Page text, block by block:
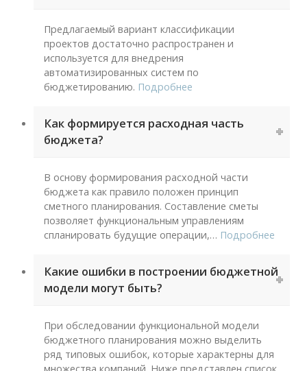
Предлагаемый вариант классификации
проектов достаточно распространен и
используется для внедрения
автоматизированных систем по
бюджетированию. Подробнее
Как формируется расходная часть
бюджета?
В основу формирования расходной части
бюджета как правило положен принцип
сметного планирования. Составление сметы
позволяет функциональным управлениям
спланировать будущие операции,… Подробнее
Какие ошибки в построении бюджетной
модели могут быть?
При обследовании функциональной модели
бюджетного планирования можно выделить
ряд типовых ошибок, которые характерны для